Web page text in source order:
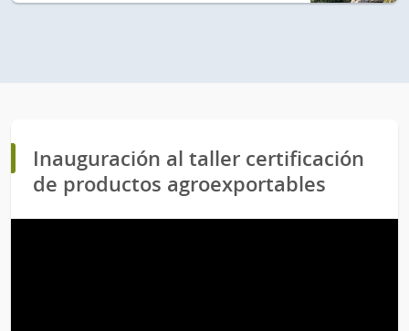
Inauguración al taller certificación
de productos agroexportables